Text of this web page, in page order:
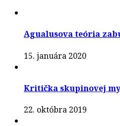
Agualusova teória
15. januára 2020
Kritička skupinovej
22. októbra 2019